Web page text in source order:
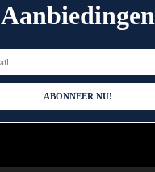
Aanbiedingen